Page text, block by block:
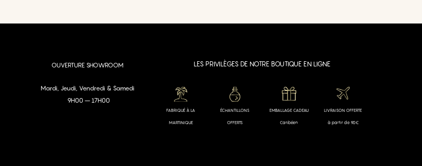
OUVERTURE SHOWROOM
Mardi, Jeudi, Vendredi & Samedi
9H00 – 17H00
LES PRIVILÈGES DE NOTRE BOUTIQUE EN LIGNE
FABRIQUÉ À LA
MARTINIQUE
ÉCHANTILLONS
OFFERTS
EMBALLAGE CADEAU
Caribéen
LIVRAISON OFFERTE
à partir de 90€